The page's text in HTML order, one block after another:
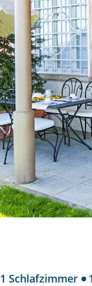
1 Schlafzimmer